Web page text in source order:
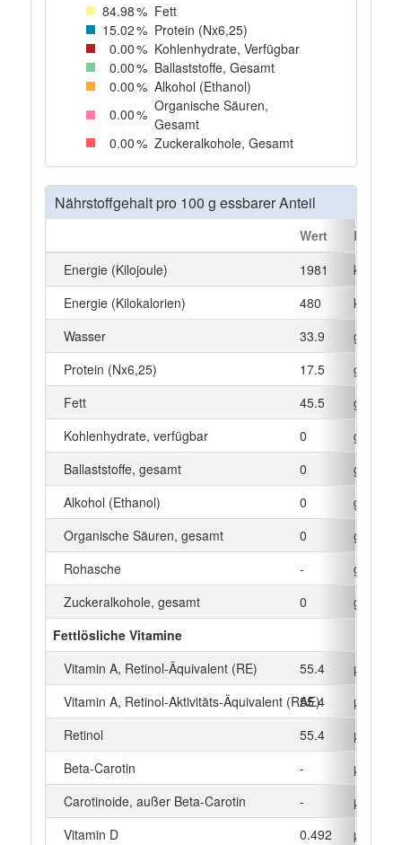
84.98% Fett
15.02% Protein (Nx6,25)
0.00% Kohlenhydrate, Verfügbar
0.00% Ballaststoffe, Gesamt
0.00% Alkohol (Ethanol)
0.00% Organische Säuren,
Gesamt
0.00% Zuckeralkohole, Gesamt
Nährstoffgehalt pro 100 g essbarer Anteil
Wert
Einheit
Energie (Kilojoule)
1981
kJ
Energie (Kilokalorien)
480
kcal
Wasser
33.9
g
Protein (Nx6,25)
17.5
g
Fett
45.5
g
Kohlenhydrate, verfügbar
0
g
Ballaststoffe, gesamt
0
g
Alkohol (Ethanol)
0
g
Organische Säuren, gesamt
0
g
Rohasche
-
g
Zuckeralkohole, gesamt
0
g
Fettlösliche Vitamine
Vitamin A, Retinol-Äquivalent (RE)
55.4
µg
Vitamin A, Retinol-Aktivitäts-Äquivalent (RAE)
55.4
µg
Retinol
55.4
µg
Beta‑Carotin
-
µg
Carotinoide, außer Beta-Carotin
-
µg
Vitamin D
0.492
µg